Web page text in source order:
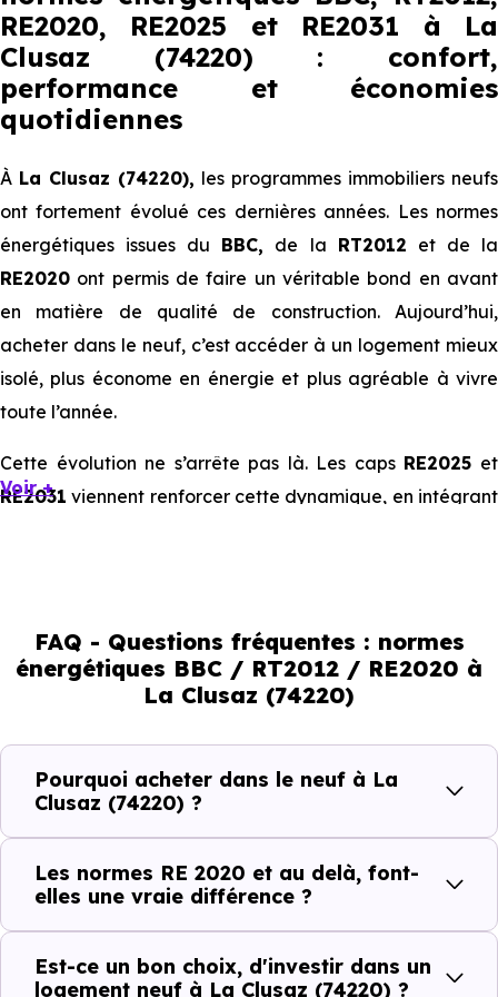
RE2020, RE2025 et RE2031 à La
Clusaz (74220) : confort,
performance et économies
quotidiennes
À La Clusaz (74220), les programmes immobiliers neufs
ont fortement évolué ces dernières années. Les normes
énergétiques issues du BBC, de la RT2012 et de la
RE2020 ont permis de faire un véritable bond en avant
en matière de qualité de construction. Aujourd’hui,
acheter dans le neuf, c’est accéder à un logement mieux
isolé, plus économe en énergie et plus agréable à vivre
toute l’année.
Cette évolution ne s’arrête pas là. Les caps RE2025 et
RE2031 viennent renforcer cette dynamique, en intégrant
immobilier, en valorisant les biens les plus performants.
En résumé :
Normes énergétiques de
l’immobilier neuf
Isolations thermiques
et phoniques
Économies
Voir +
FAQ - Questions fréquentes : normes
énergétiques BBC / RT2012 / RE2020 à
La Clusaz (74220)
Pourquoi acheter dans le neuf à La
Clusaz (74220) ?
Les normes RE 2020 et au delà, font-
elles une vraie différence ?
Est-ce un bon choix, d'investir dans un
logement neuf à La Clusaz (74220) ?